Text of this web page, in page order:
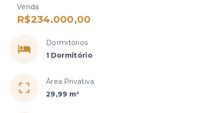
Venda
R$234.000,00
Dormitórios
1 Dormitório
Área Privativa
29,99 m²